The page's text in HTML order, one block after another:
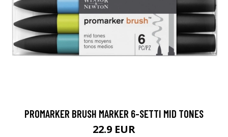
PROMARKER BRUSH MARKER 6-SETTI MID TONES
22.9 EUR